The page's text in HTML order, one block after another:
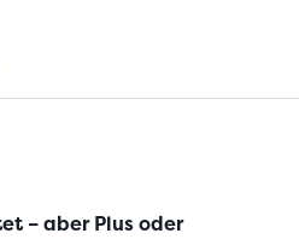
– aber Plus oder